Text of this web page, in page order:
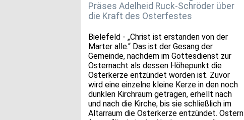
Präses Adelheid Ruck-Schröder über
die Kraft des Osterfestes
Bielefeld - „Christ ist erstanden von der
Marter alle.“ Das ist der Gesang der
Gemeinde, nachdem im Gottesdienst zur
Osternacht als dessen Höhepunkt die
Osterkerze entzündet worden ist. Zuvor
wird eine einzelne kleine Kerze in den noch
dunklen Kirchraum getragen, erhellt nach
und nach die Kirche, bis sie schließlich im
Altarraum die Osterkerze entzündet. Ostern